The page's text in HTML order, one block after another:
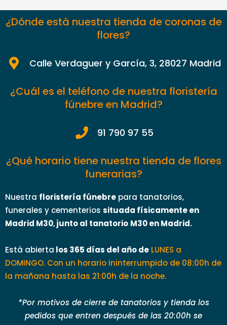
¿Dónde está nuestra tienda de coronas de
flores?
Calle Verdaguer y García, 3, 28027 Madrid
¿Cuál es el teléfono de nuestra floristería
fúnebre en Madrid?
91 790 97 55
¿Qué horario tiene nuestra tienda de flores
funerarias?
Nuestra floristería fúnebre para tanatorios,
funerales y cementerios situada físicamente en
Madrid M30,junto al tanatorio M30 en Madrid.
Está abierta los 365 días del año de LUNES a
DOMINGO. Con un horario ininterrumpido de 08:00h de
la mañana hasta las 21:00h de la noche.
*Por motivos de cierre de tanatorios y tienda los
pedidos que entren después de las 20:00h se